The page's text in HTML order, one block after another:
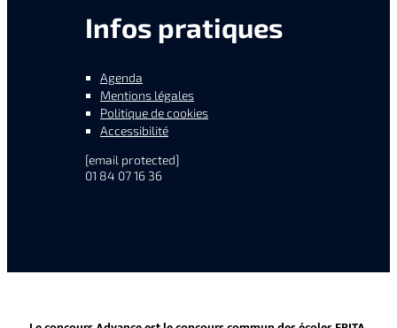
Infos pratiques
Agenda
Mentions légales
Politique de cookies
Accessibilité
[email protected]
01 84 07 16 36